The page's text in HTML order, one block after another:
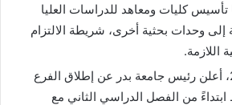
كليات ومعاهد للدراسات العليا
وحدات بحثية أخرى، شريطة الالتزام
اللازمة.
في 8 أكتوبر 2021، أعلن رئيس جامعة بدر عن إطلاق الفرع
من الفصل الدراسي الثاني مع